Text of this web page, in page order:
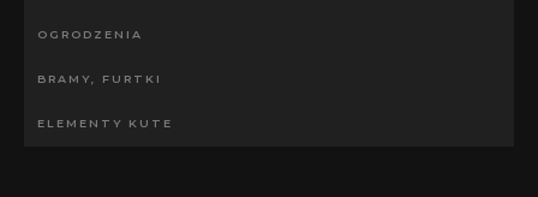
OGRODZENIA
BRAMY, FURTKI
ELEMENTY KUTE